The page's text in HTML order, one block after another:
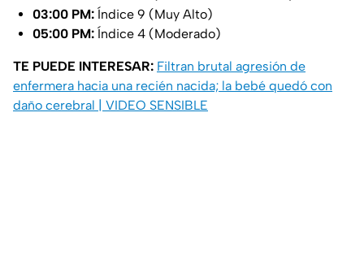
03:00 PM: Índice 9 (Muy Alto)
05:00 PM: Índice 4 (Moderado)
TE PUEDE INTERESAR: Filtran brutal agresión de
enfermera hacia una recién nacida; la bebé quedó con
daño cerebral | VIDEO SENSIBLE